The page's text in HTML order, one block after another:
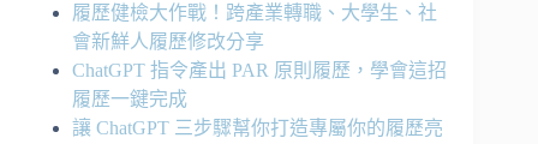
履歷健檢大作戰！跨產業轉職、大學生、社
會新鮮人履歷修改分享
ChatGPT 指令產出 PAR 原則履歷，學會這招
履歷一鍵完成
讓 ChatGPT 三步驟幫你打造專屬你的履歷亮